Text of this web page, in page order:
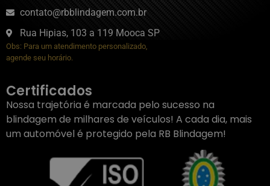
contato@rbblindagem.com.br
Rua Hipias, 103 a 119 Mooca SP
Obs: Para um atendimento personalizado,
agende seu horário.
Certificados
Nossa trajetória é marcada pelo sucesso na
blindagem de milhares de veículos! A cada dia, mais
um automóvel é protegido pela RB Blindagem!